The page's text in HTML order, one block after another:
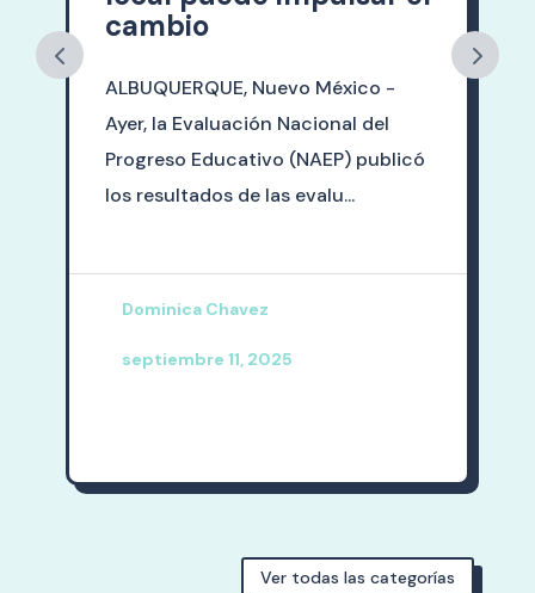
cambio
ALBUQUERQUE, Nuevo México -
Ayer, la Evaluación Nacional del
Progreso Educativo (NAEP) publicó
los resultados de las evalu...
Dominica Chavez
septiembre 11, 2025
Ver todas las categorías